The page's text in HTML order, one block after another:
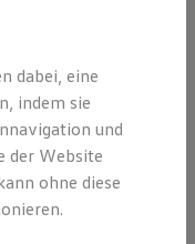
dabei, eine
indem sie
und
der Website
ohne diese